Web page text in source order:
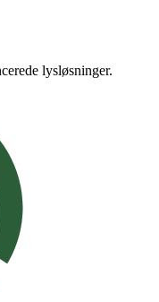
lysløsninger.